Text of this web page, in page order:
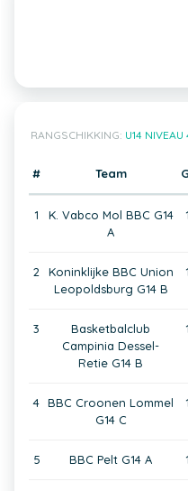
RANGSCHIKKING: U14
# Team
1
K. Vabco Mol BBC G14
A
2
Koninklijke BBC Union
Leopoldsburg G14 B
3
Basketbalclub
Campinia Dessel-
Retie G14 B
4 BBC Croonen Lommel
G14 C
5 BBC Pelt G14 A